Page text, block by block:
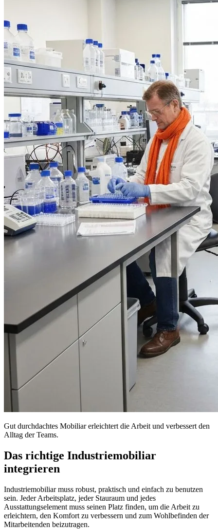
Gut durchdachtes Mobiliar erleichtert die Arbeit und verbessert den
Alltag der Teams.
Das richtige Industriemobiliar
integrieren
Industriemobiliar muss robust, praktisch und einfach zu benutzen
sein. Jeder Arbeitsplatz, jeder Stauraum und jedes
Ausstattungselement muss seinen Platz finden, um die Arbeit zu
erleichtern, den Komfort zu verbessern und zum Wohlbefinden der
Mitarbeitenden beizutragen.